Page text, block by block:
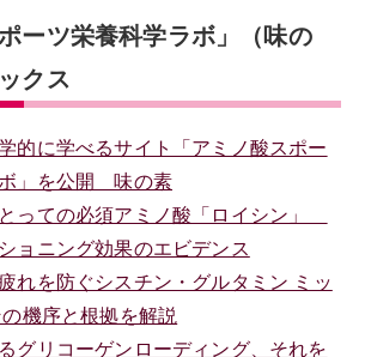
ーツ栄養科学ラボ」（味の
クス
的に学べるサイト「アミノ酸スポー
」を公開 味の素
っての必須アミノ酸「ロイシン」
ョニング効果のエビデンス
れを防ぐシスチン・グルタミン ミッ
機序と根拠を解説
グリコーゲンローディング、それを